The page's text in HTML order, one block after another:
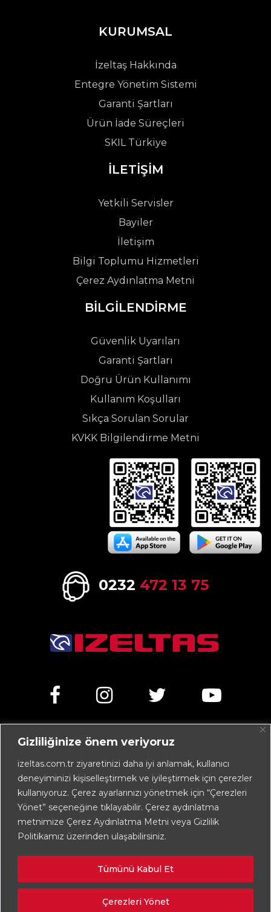
Gizliliğinize önem veriyoruz
izeltas.com.tr ziyaretinizi daha iyi anlamak, kullanıcı
deneyiminizi kişiselleştirmek ve iyileştirmek için çerezler
kullanıyoruz. Çerez ayarlarınızı yönetmek için “Çerezleri
Yönet” seçeneğine tıklayabilir. Çerez aydınlatma
metnimize Çerez Aydınlatma Metni veya Gizlilik
Politikamız üzerinden ulaşabilirsiniz.
Çerezleri Yönet
Tümünü Kabul Et
KURUMSAL
İzeltaş Hakkında
Entegre Yönetim Sistemi
Garanti Şartları
Ürün İade Süreçleri
SKIL Türkiye
İLETİŞİM
Yetkili Servisler
Bayiler
İletişim
Bilgi Toplumu Hizmetleri
Çerez Aydınlatma Metni
BİLGİLENDİRME
Güvenlik Uyarıları
Garanti Şartları
Doğru Ürün Kullanımı
Kullanım Koşulları
Sıkça Sorulan Sorular
KVKK Bilgilendirme Metni
0232 472 13 75
TÜRKİYE
+90 232 472 13 75 (pbx)
+90 232 472 13 78
info@izeltas.com.tr